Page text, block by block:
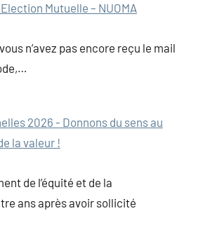
Mutuelle – NUOMA
n’avez pas encore reçu le mail
2026 - Donnons du sens au
la valeur !
de l’équité et de la
ans après avoir sollicité